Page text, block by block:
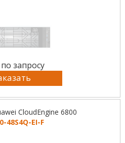
запросу
CloudEngine 6800
48S4Q-EI-F